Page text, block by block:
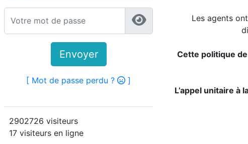
Envoyer
[ Mot de passe perdu ? ]
2902726 visiteurs
17 visiteurs en ligne
Les agents
Cette politique de
L’appel unitaire à